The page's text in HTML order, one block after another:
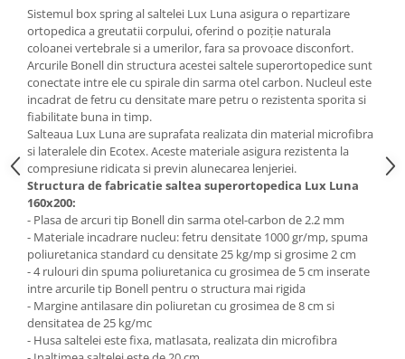
Mobila camera copii
Scaune birou pentru copii
Saltele patuturi copii
Paturi copii
Masa si scaune gradinita
Seturi comode living si dormitor
Sistemul box spring al saltelei Lux Luna asigura o repartizare
ortopedica a greutatii corpului, oferind o poziţie naturala
coloanei vertebrale si a umerilor, fara sa provoace disconfort.
Arcurile Bonell din structura acestei saltele superortopedice sunt
conectate intre ele cu spirale din sarma otel carbon. Nucleul este
incadrat de fetru cu densitate mare petru o rezistenta sporita si
fiabilitate buna in timp.
Salteaua Lux Luna are suprafata realizata din material microfibra
si lateralele din Ecotex. Aceste materiale asigura rezistenta la
compresiune ridicata si previn alunecarea lenjeriei.
Structura de fabricatie saltea superortopedica Lux Luna
160x200:
- Plasa de arcuri tip Bonell din sarma otel-carbon de 2.2 mm
- Materiale incadrare nucleu: fetru densitate 1000 gr/mp, spuma
poliuretanica standard cu densitate 25 kg/mp si grosime 2 cm
- 4 rulouri din spuma poliuretanica cu grosimea de 5 cm inserate
intre arcurile tip Bonell pentru o structura mai rigida
- Margine antilasare din poliuretan cu grosimea de 8 cm si
densitatea de 25 kg/mc
- Husa saltelei este fixa, matlasata, realizata din microfibra